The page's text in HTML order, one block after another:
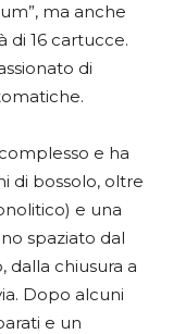
ma anche
di 16 cartucce.
di
e ha
di bossolo, oltre
e una
spaziato dal
dalla chiusura a
Dopo alcuni
e un